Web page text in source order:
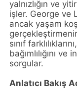
yalnızlığın ve
işler. George ve
ancak yaşam
sınıf
bağımlılığını
sorgular.
Anlatıcı Bakış